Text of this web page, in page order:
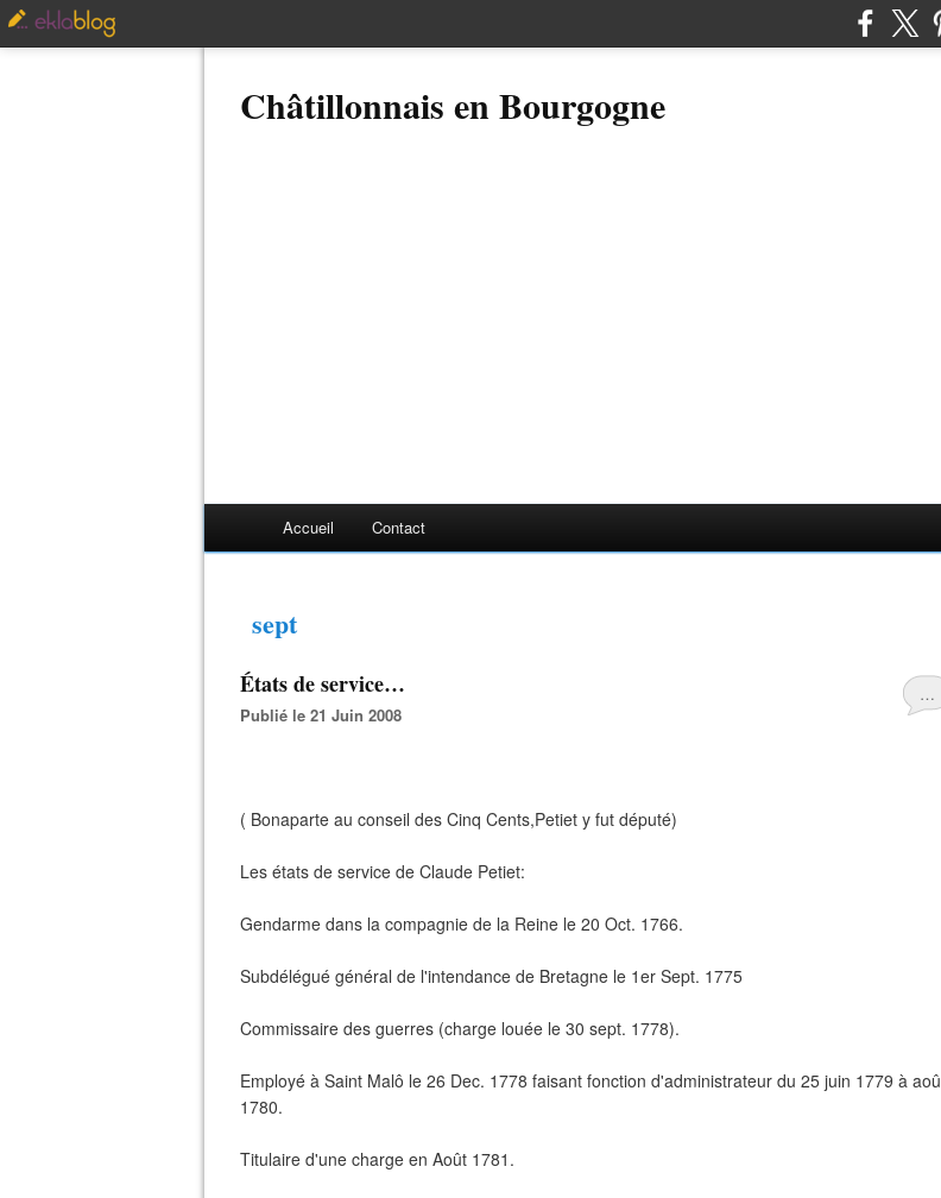
Châtillonnais en Bourgogne
Accueil Contact
sept
…
États de service…
Publié le 21 Juin 2008
( Bonaparte au conseil des Cinq Cents,Petiet y fut député)
Les états de service de Claude Petiet:
Gendarme dans la compagnie de la Reine le 20 Oct. 1766.
Subdélégué général de l'intendance de Bretagne le 1er Sept. 1775
Commissaire des guerres (charge louée le 30 sept. 1778).
Employé à Saint Malô le 26 Dec. 1778 faisant fonction d'administrateur du 25 juin 1779 à
1780.
Titulaire d'une charge en Août 1781.